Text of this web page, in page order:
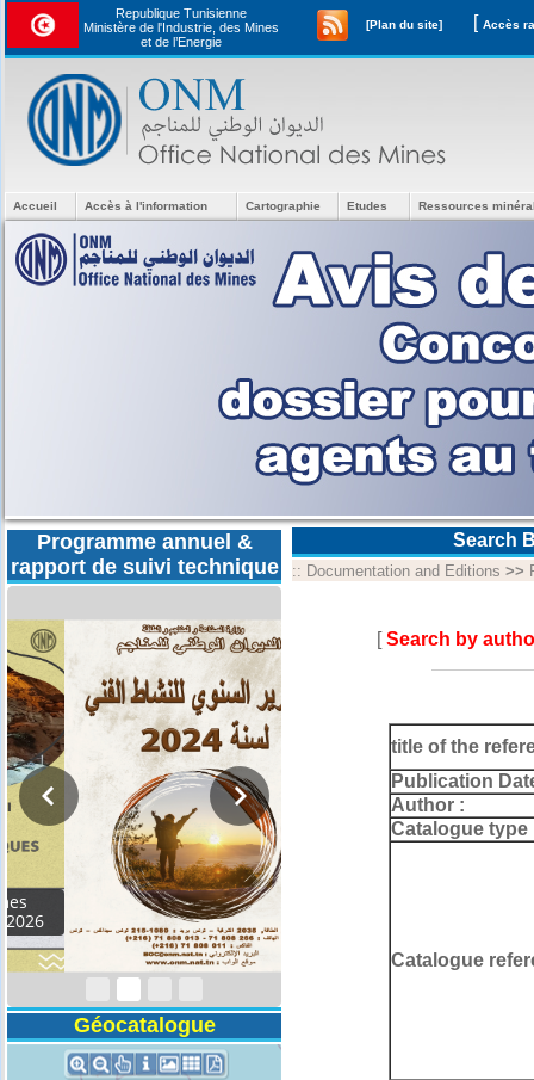
Republique Tunisienne
Ministère de l'Industrie, des Mines
et de l’Energie
[Plan du site] [
Accueil Accès à l'information Cartographie Etudes Ressources
Programme annuel &
rapport de suivi technique
Rapport d'activités
2024
Géocatalogue
Search
:: Documentation and Editions >>
[Search by
title of the
Publication
Author :
Catalogue type
Catalogue